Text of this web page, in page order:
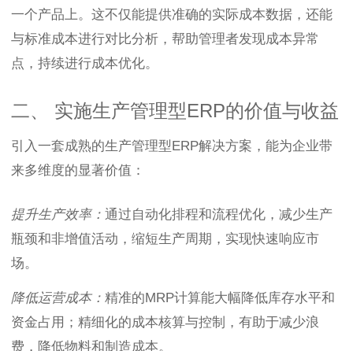
一个产品上。这不仅能提供准确的实际成本数据，还能
与标准成本进行对比分析，帮助管理者发现成本异常
点，持续进行成本优化。
二、 实施生产管理型ERP的价值与收益
引入一套成熟的生产管理型ERP解决方案，能为企业带
来多维度的显著价值：
提升生产效率： 通过自动化排程和流程优化，减少生产
瓶颈和非增值活动，缩短生产周期，实现快速响应市
场。
降低运营成本： 精准的MRP计算能大幅降低库存水平和
资金占用；精细化的成本核算与控制，有助于减少浪
费，降低物料和制造成本。